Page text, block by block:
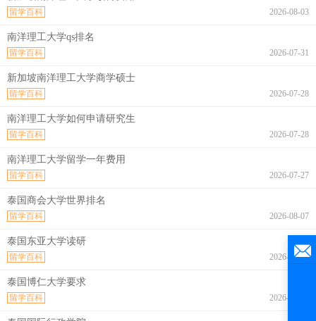
2026-08-03
留学百科
南洋理工大学qs排名
2026-07-31
留学百科
新加坡南洋理工大学商学硕士
2026-07-28
留学百科
南洋理工大学如何申请研究生
2026-07-28
留学百科
南洋理工大学留学一年费用
2026-07-27
留学百科
泰国商会大学世界排名
2026-08-07
留学百科
泰国东亚大学读研
2026-08-07
留学百科
泰国博仁大学要求
2026-08-07
留学百科